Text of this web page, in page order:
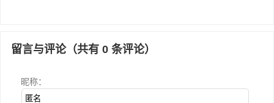
留言与评论（共有 0 条评论）
昵称：